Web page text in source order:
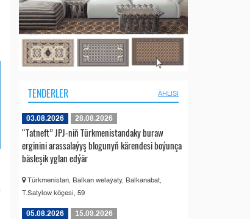
TENDERLER ÄHLISI
03.08.2026 28.08.2026
“Tatneft” JPJ-niň Türkmenistandaky buraw
erginini arassalaýyş blogunyň kärendesi boýunça
bäsleşik yglan edýär
Türkmenistan, Balkan welaýaty, Balkanabat,
T.Satylow köçesi, 59
05.08.2026 15.09.2026